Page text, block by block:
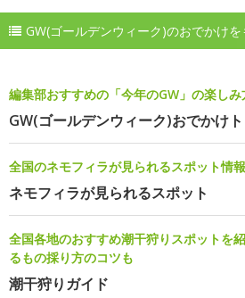
GW(ゴールデンウィーク)のおでかけ
編集部おすすめの「今年のGW」の楽し
GW(ゴールデンウィーク)おでかけ
全国のネモフィラが見られるスポット情
ネモフィラが見られるスポット
全国各地のおすすめ潮干狩りスポットを
るもの採り方のコツも
潮干狩りガイド